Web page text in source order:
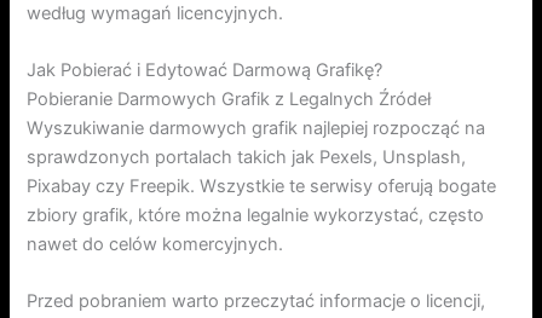
według wymagań licencyjnych.
Jak Pobierać i Edytować Darmową Grafikę?
Pobieranie Darmowych Grafik z Legalnych Źródeł
Wyszukiwanie darmowych grafik najlepiej rozpocząć na
sprawdzonych portalach takich jak Pexels, Unsplash,
Pixabay czy Freepik. Wszystkie te serwisy oferują bogate
zbiory grafik, które można legalnie wykorzystać, często
nawet do celów komercyjnych.
Przed pobraniem warto przeczytać informacje o licencji,